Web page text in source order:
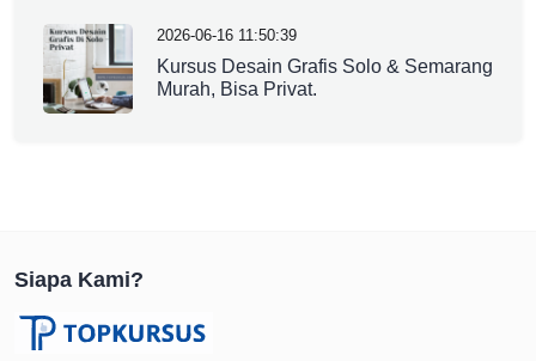
2026-06-16 11:50:39
Kursus Desain Grafis Solo & Semarang
Murah, Bisa Privat.
Siapa Kami?